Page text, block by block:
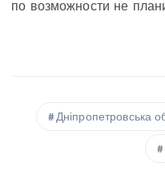
по возможности не
Дніпропетровська